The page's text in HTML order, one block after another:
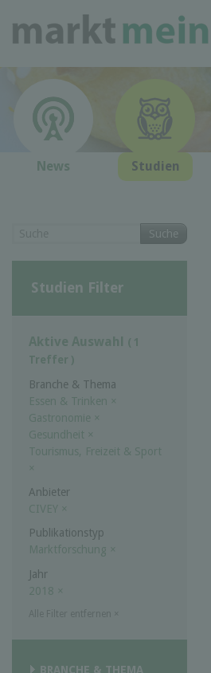
News Studien
Suche
Studien Filter
Aktive Auswahl ( 1
Treffer )
Branche & Thema
Essen & Trinken ×
Gastronomie ×
Gesundheit ×
Tourismus, Freizeit & Sport
×
Anbieter
CIVEY
×
Publikationstyp
Marktforschung ×
Jahr
2018 ×
BRANCHE & THEMA